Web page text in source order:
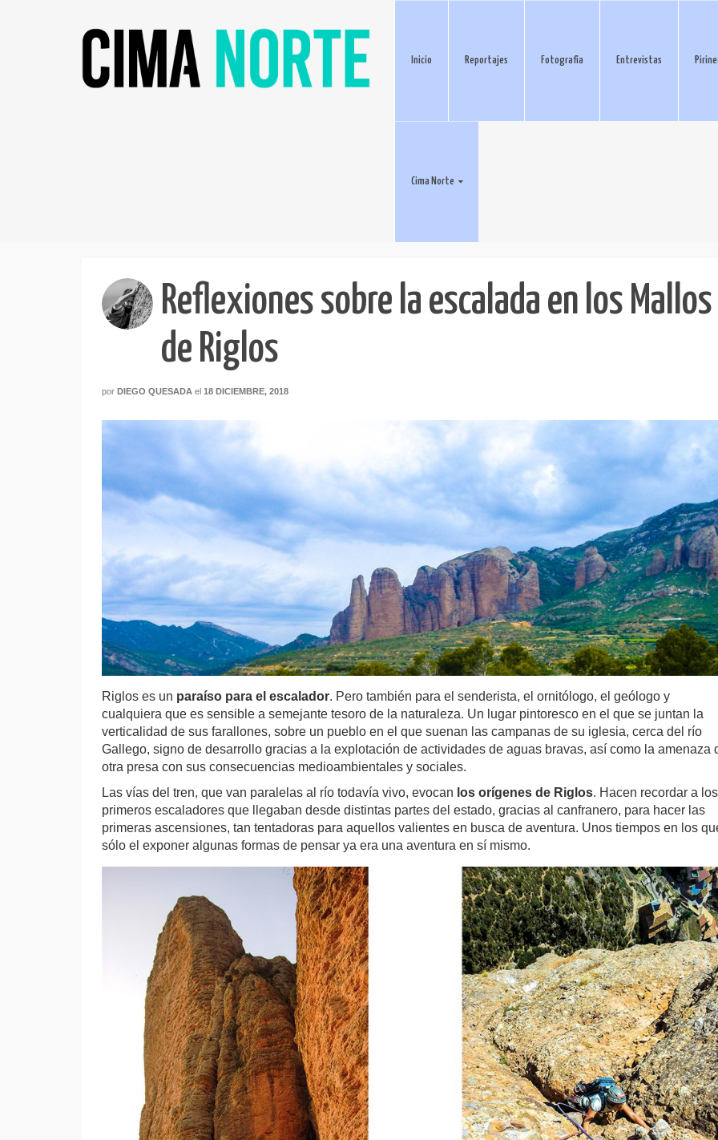
Inicio Reportajes Fotografía Entrevistas
Cima Norte
Reflexiones sobre la escalada en los Mallos
de Riglos
por DIEGO QUESADA el 18 DICIEMBRE, 2018
Riglos es un paraíso para el escalador. Pero también para el senderista, el ornitólogo, el geólogo y
cualquiera que es sensible a semejante tesoro de la naturaleza. Un lugar pintoresco en el que se juntan la
verticalidad de sus farallones, sobre un pueblo en el que suenan las campanas de su iglesia, cerca del río
Gallego, signo de desarrollo gracias a la explotación de actividades de aguas bravas, así como la amenaza
otra presa con sus consecuencias medioambientales y sociales.
Las vías del tren, que van paralelas al río todavía vivo, evocan los orígenes de Riglos. Hacen recordar a los
primeros escaladores que llegaban desde distintas partes del estado, gracias al canfranero, para hacer las
primeras ascensiones, tan tentadoras para aquellos valientes en busca de aventura. Unos tiempos en los
sólo el exponer algunas formas de pensar ya era una aventura en sí mismo.